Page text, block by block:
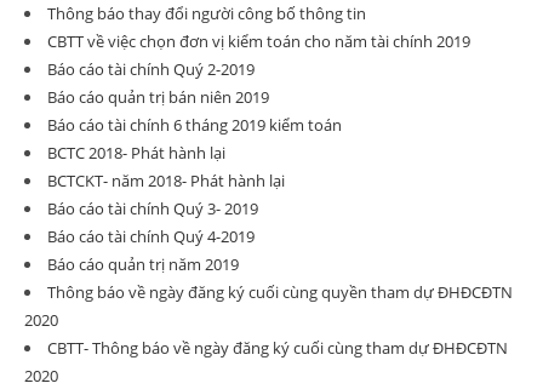
Thông báo thay đổi người công bố thông tin
CBTT về việc chọn đơn vị kiểm toán cho năm tài chính 2019
Báo cáo tài chính Quý 2-2019
Báo cáo quản trị bán niên 2019
Báo cáo tài chính 6 tháng 2019 kiểm toán
BCTC 2018- Phát hành lại
BCTCKT- năm 2018- Phát hành lại
Báo cáo tài chính Quý 3- 2019
Báo cáo tài chính Quý 4-2019
Báo cáo quản trị năm 2019
Thông báo về ngày đăng ký cuối cùng quyền tham dự ĐHĐCĐTN
2020
CBTT- Thông báo về ngày đăng ký cuối cùng tham dự ĐHĐCĐTN
2020